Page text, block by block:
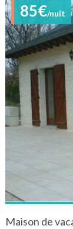
85€/nuit
Maison de